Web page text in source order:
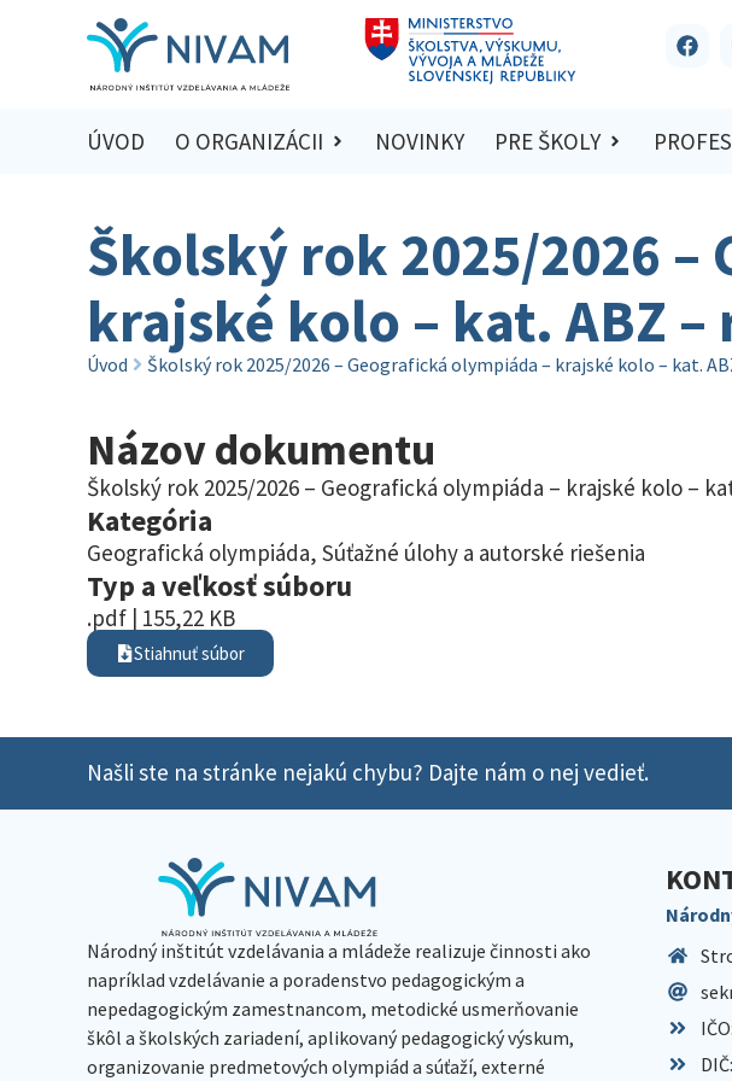
ÚVOD O ORGANIZÁCII NOVINKY PRE ŠKOLY
Školský rok 2025/2026
krajské kolo – kat. ABZ –
Úvod Školský rok 2025/2026 – Geografická olympiáda – krajské kolo – kat.
Názov dokumentu
Školský rok 2025/2026 – Geografická olympiáda – krajské kolo –
Kategória
Geografická olympiáda, Súťažné úlohy a autorské riešenia
Typ a veľkosť súboru
.pdf | 155,22 KB
Stiahnuť súbor
Našli ste na stránke nejakú chybu? Dajte nám o nej vedieť.
Národný inštitút vzdelávania a mládeže realizuje činnosti ako
napríklad vzdelávanie a poradenstvo pedagogickým a
nepedagogickým zamestnancom, metodické usmerňovanie
škôl a školských zariadení, aplikovaný pedagogický výskum,
organizovanie predmetových olympiád a súťaží, externé